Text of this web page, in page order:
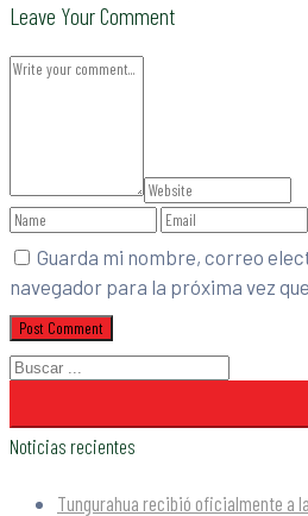
Leave Your Comment
Guarda mi nombre, correo
navegador para la próxima vez
Noticias recientes
Tungurahua recibió oficialmente a